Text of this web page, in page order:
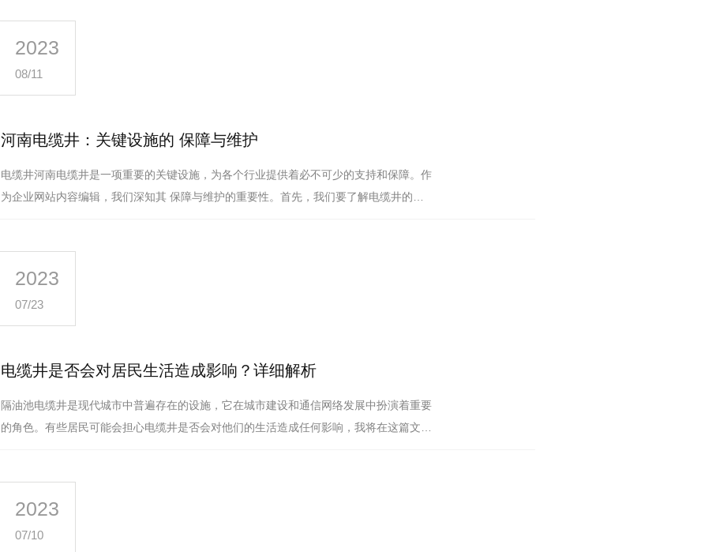
2023
08/11
河南电缆井：关键设施的 保障与维护
电缆井河南电缆井是一项重要的关键设施，为各个行业提供着必不可少的支持和保障。作
为企业网站内容编辑，我们深知其 保障与维护的重要性。首先，我们要了解电缆井的功
2023
07/23
电缆井是否会对居民生活造成影响？详细解析
隔油池电缆井是现代城市中普遍存在的设施，它在城市建设和通信网络发展中扮演着重要
的角色。有些居民可能会担心电缆井是否会对他们的生活造成任何影响，我将在这篇文章
2023
07/10